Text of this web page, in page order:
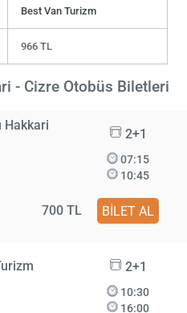
Best Van Turizm
966 TL
- Cizre Otobüs Biletleri
Hakkari
2+1
07:15
10:45
700 TL BİLET AL
2+1
10:30
16:00